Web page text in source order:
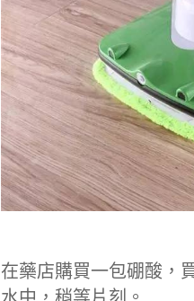
在藥店購買一包硼酸，